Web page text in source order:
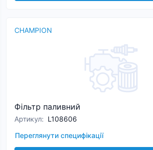
CHAMPION
Фільтр паливний
Артикул: L108606
Переглянути специфікації